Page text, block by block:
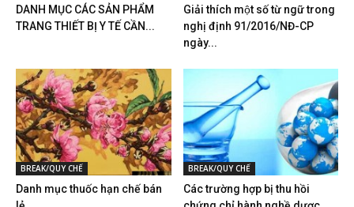
DANH MỤC CÁC SẢN PHẨM
TRANG THIẾT BỊ Y TẾ CẦN...
Giải thích một số từ ngữ trong
nghị định 91/2016/NĐ-CP
ngày...
BREAK/QUY CHẾ
Danh mục thuốc hạn chế bán
BREAK/QUY CHẾ
Các trường hợp bị thu hồi